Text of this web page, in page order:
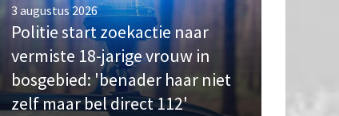
3 augustus 2026
Politie start zoekactie naar
vermiste 18-jarige vrouw in
bosgebied: 'benader haar niet
zelf maar bel direct 112'